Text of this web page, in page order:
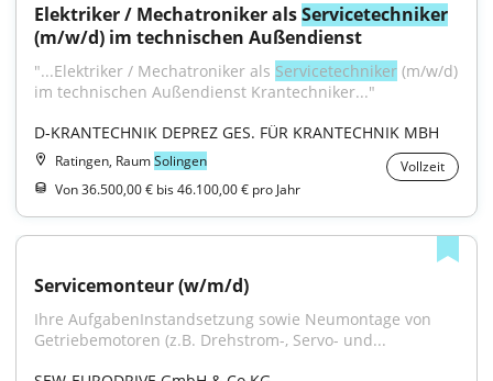
Elektriker / Mechatroniker als Servicetechniker
(m/w/d) im technischen Außendienst
"...Elektriker / Mechatroniker als Servicetechniker (m/w/d)
im technischen Außendienst Krantechniker..."
D-KRANTECHNIK DEPREZ GES. FÜR KRANTECHNIK MBH
Ratingen, RaumSolingen
Vollzeit
Von 36.500,00 € bis 46.100,00 € pro Jahr
Servicemonteur (w/m/d)
Ihre AufgabenInstandsetzung sowie Neumontage von
Getriebemotoren (z.B. Drehstrom-, Servo- und...